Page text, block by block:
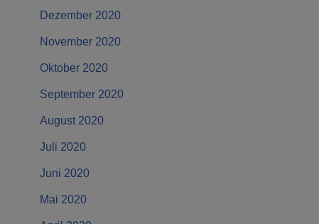
Dezember 2020
November 2020
Oktober 2020
September 2020
August 2020
Juli 2020
Juni 2020
Mai 2020